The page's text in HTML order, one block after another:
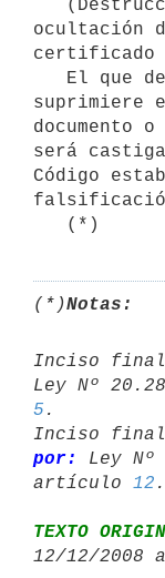
ocultación
certificado
suprimiere
documento
será
Código
(*)Notas:
Inciso
5 .
Inciso
por:
Ley Nº
artículo 12
TEXTO
12/12/2008